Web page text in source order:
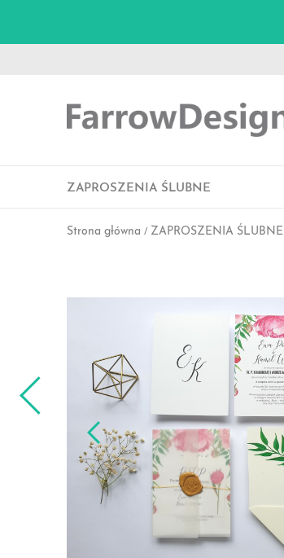
ZAPROSZENIA ŚLUBNE
Strona główna ZAPROSZENIA ŚLUBNE